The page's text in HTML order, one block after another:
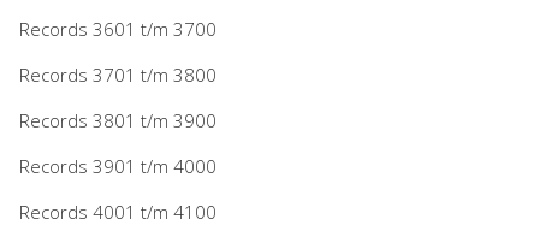
Records 3601 t/m 3700
Records 3701 t/m 3800
Records 3801 t/m 3900
Records 3901 t/m 4000
Records 4001 t/m 4100